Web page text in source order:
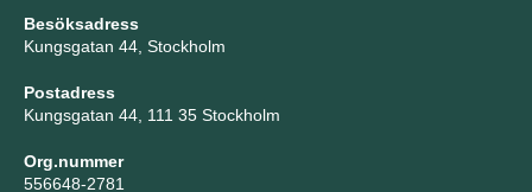
Besöksadress
Kungsgatan 44, Stockholm
Postadress
Kungsgatan 44, 111 35 Stockholm
Org.nummer
556648-2781